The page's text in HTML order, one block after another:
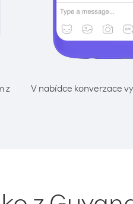
z
V nabídce konverzace